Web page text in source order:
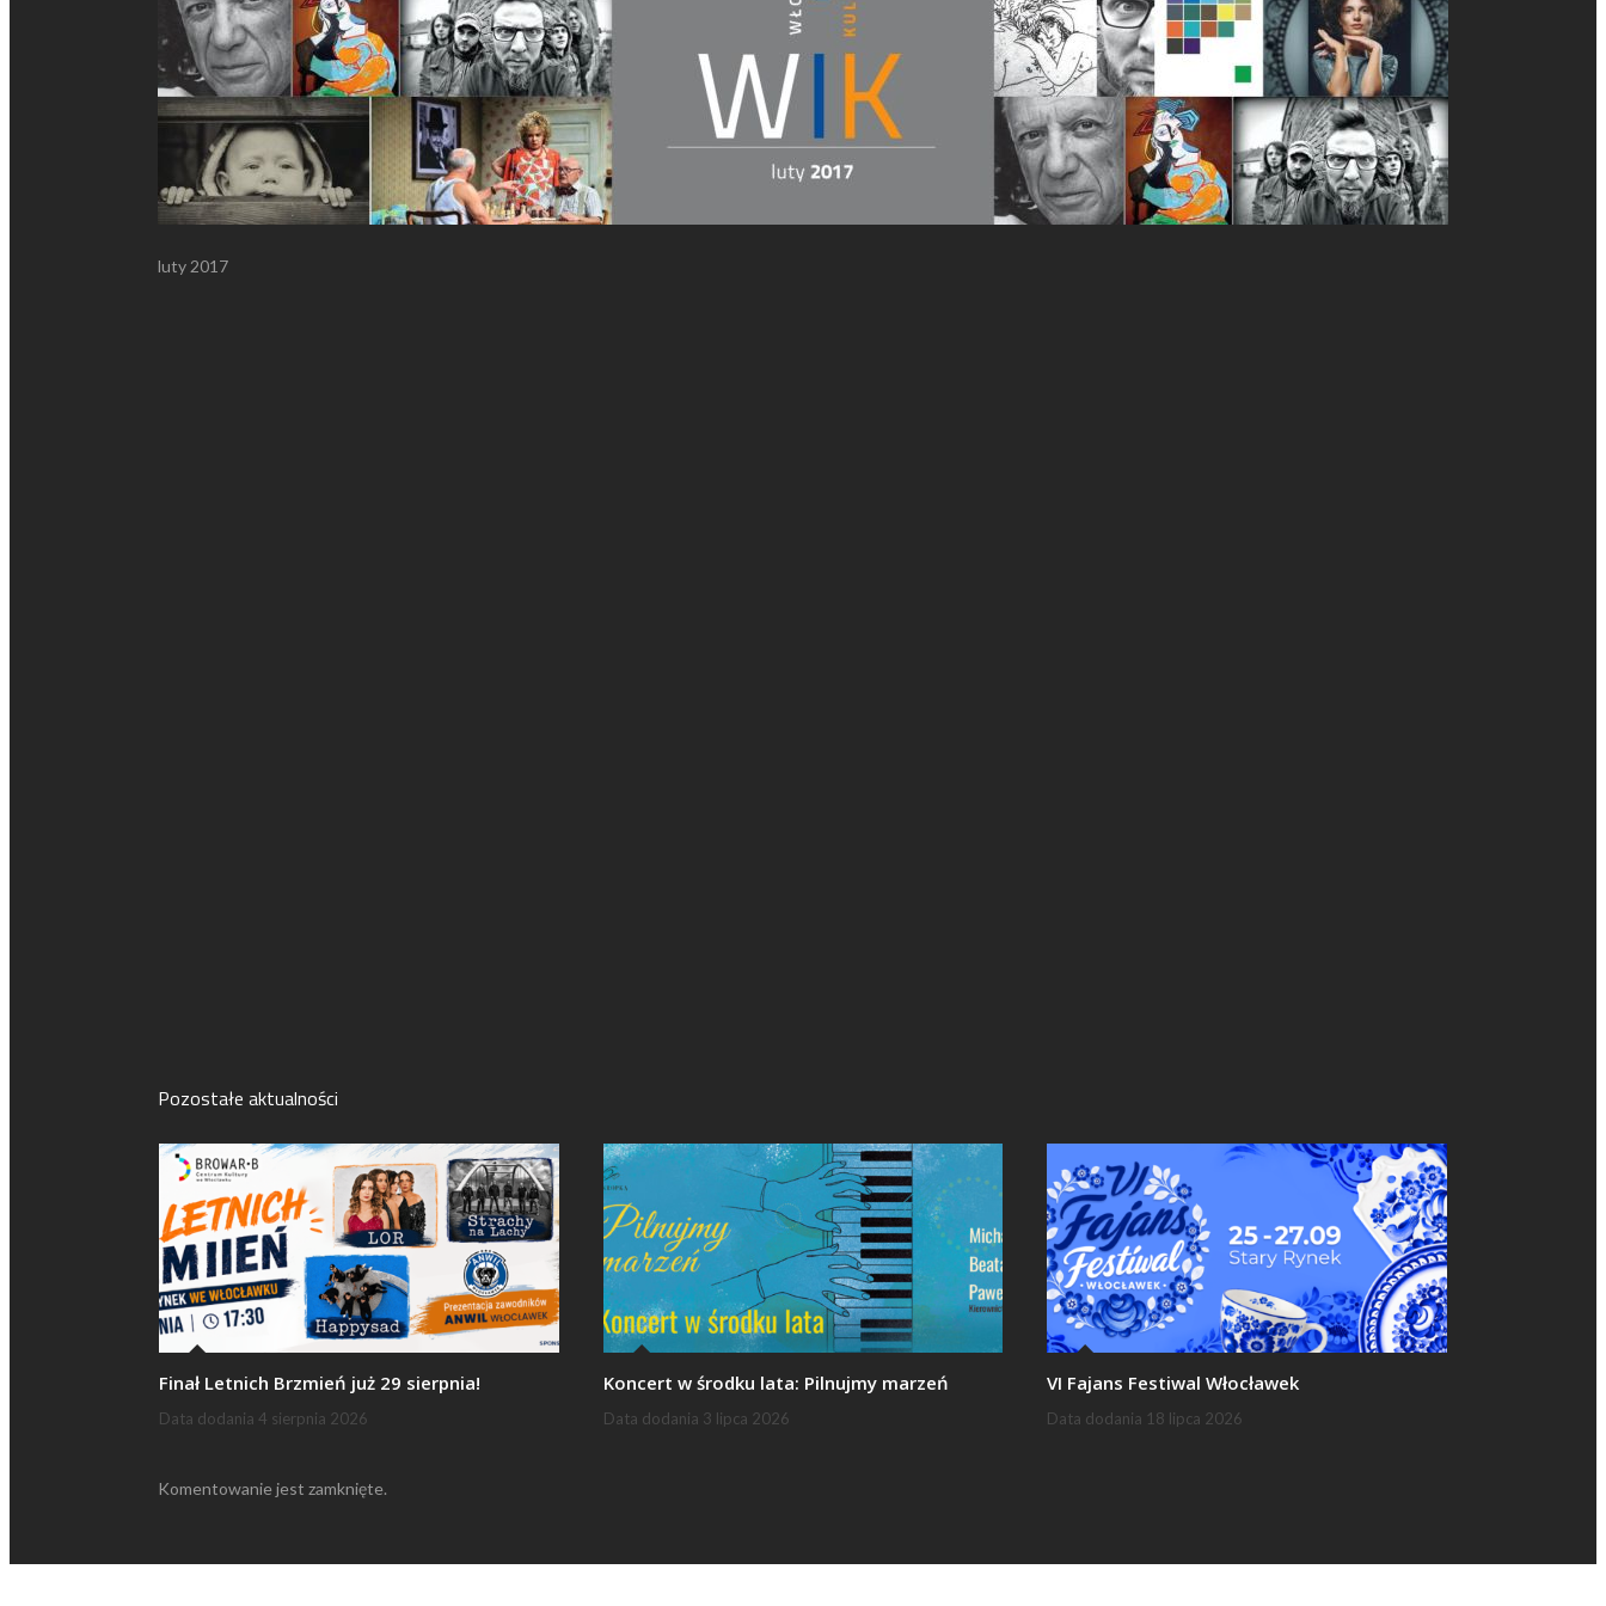
luty 2017
Pozostałe aktualności
Finał Letnich Brzmień już 29 sierpnia!
Data dodania 4 sierpnia 2026
Koncert w środku lata: Pilnujmy marzeń
Data dodania 3 lipca 2026
VI Fajans Festiwal Włocławek
Data dodania 18 lipca 2026
Komentowanie jest zamknięte.